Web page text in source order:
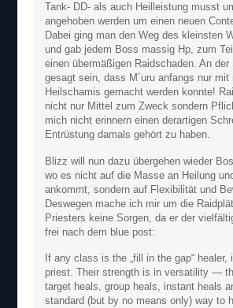
Tank- DD- als auch Heilleistung musst
angehoben werden um einen neuen
Dabei ging man den Weg des kleinsten
und gab jedem Boss massig Hp, zum
einen übermäßigen Raidschaden. An
gesagt sein, dass M´uru anfangs nur mit
Heilschamis gemacht werden konnte!
nicht nur Mittel zum Zweck sondern
mich nicht erinnern einen derartigen
Entrüstung damals gehört zu haben.
Blizz will nun dazu übergehen wieder
wo es nicht auf die Masse an Heilung
ankommt, sondern auf Flexibilität und
Deswegen mache ich mir um die
Priesters keine Sorgen, da er der
frei nach dem blue post:
If any class is the „fill in the gap“ healer,
priest. Their strength is in versatility —
target heals, group heals, instant heals
standard (but by no means only) way to